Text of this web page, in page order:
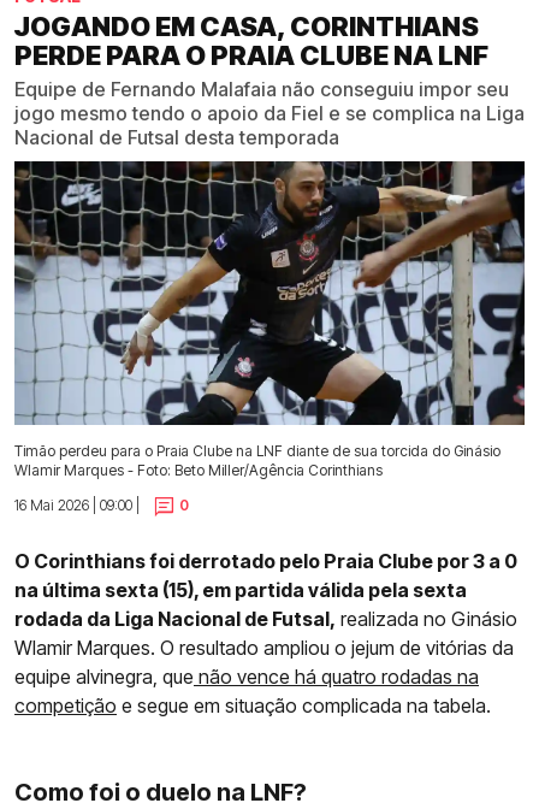
JOGANDO EM CASA, CORINTHIANS
PERDE PARA O PRAIA CLUBE NA LNF
Equipe de Fernando Malafaia não conseguiu impor seu
jogo mesmo tendo o apoio da Fiel e se complica na Liga
Nacional de Futsal desta temporada
Timão perdeu para o Praia Clube na LNF diante de sua torcida do Ginásio
Wlamir Marques - Foto: Beto Miller/Agência Corinthians
16 Mai 2026 | 09:00 |
0
O Corinthians foi derrotado pelo Praia Clube por 3 a 0
na última sexta (15), em partida válida pela sexta
rodada da Liga Nacional de Futsal, realizada no Ginásio
Wlamir Marques. O resultado ampliou o jejum de vitórias da
equipe alvinegra, que não vence há quatro rodadas na
competição e segue em situação complicada na tabela.
Como foi o duelo na LNF?